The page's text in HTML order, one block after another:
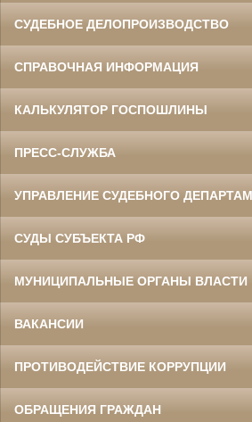
СУДЕБНОЕ ДЕЛОПРОИЗВОДСТВО
СПРАВОЧНАЯ ИНФОРМАЦИЯ
КАЛЬКУЛЯТОР ГОСПОШЛИНЫ
ПРЕСС-СЛУЖБА
УПРАВЛЕНИЕ СУДЕБНОГО
СУДЫ СУБЪЕКТА РФ
МУНИЦИПАЛЬНЫЕ ОРГАНЫ ВЛАСТИ
ВАКАНСИИ
ПРОТИВОДЕЙСТВИЕ КОРРУПЦИИ
ОБРАЩЕНИЯ ГРАЖДАН